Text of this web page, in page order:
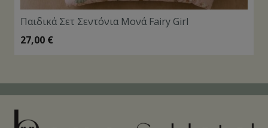
Παιδικά Σετ Σεντόνια Μονά Fairy Girl
27,00 €